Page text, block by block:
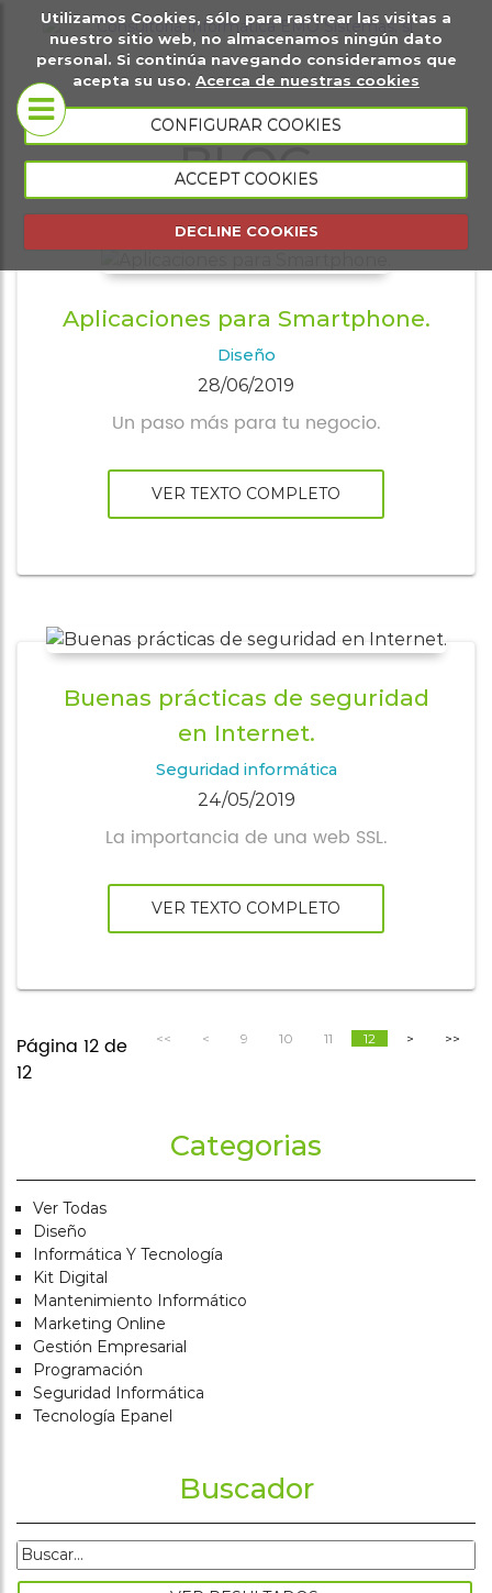
Utilizamos Cookies, sólo para rastrear las visitas a
nuestro sitio web, no almacenamos ningún dato
personal. Si continúa navegando consideramos que
acepta su uso. Acerca de nuestras cookies
CONFIGURAR COOKIES
ACCEPT COOKIES
DECLINE COOKIES
Sobre
nosotros
Conócenos
Portfolio
Páginas
web
Tiendas
virtuales
Página web
presencial
de eventos
comercial
asociaciones
BLOG
Aplicaciones para Smartphone.
Diseño
28/06/2019
Un paso más para tu negocio.
VER TEXTO COMPLETO
Buenas prácticas de seguridad
en Internet.
Seguridad informática
24/05/2019
La importancia de una web SSL.
VER TEXTO COMPLETO
Página 12 de
12
<< < 9 10 11 12 > >>
Categorias
Ver Todas
Diseño
Informática Y Tecnología
Kit Digital
Mantenimiento Informático
Marketing Online
Gestión Empresarial
Programación
Seguridad Informática
Tecnología Epanel
Buscador